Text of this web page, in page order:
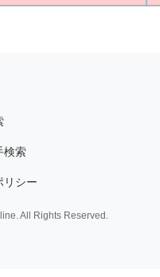
検索
リシー
All Rights Reserved.